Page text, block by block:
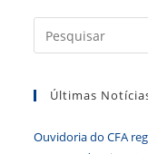
c
e
o
o
itt
er
Últimas
Ouvidoria do CFA